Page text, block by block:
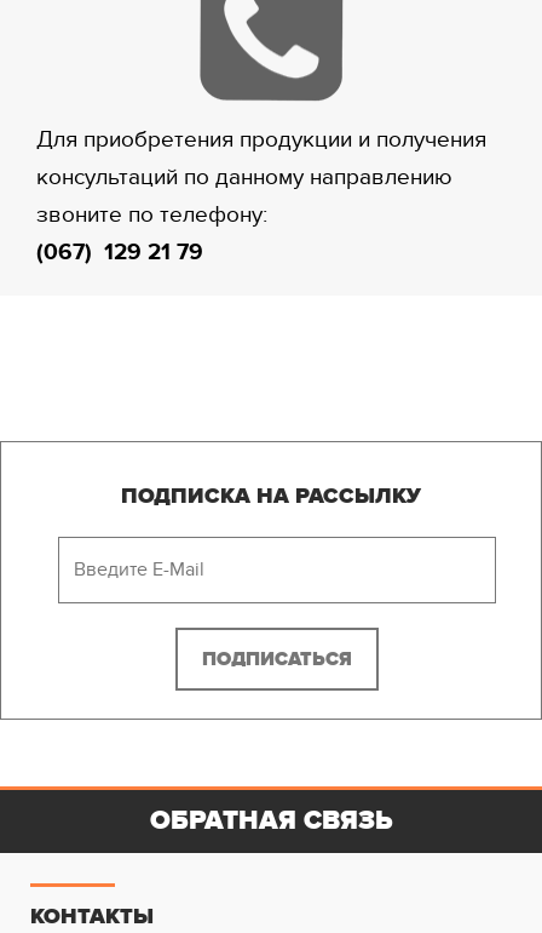
Для приобретения продукции и получения
консультаций по данному направлению
звоните по телефону:
(067) 129 21 79
ПОДПИСКА НА РАССЫЛКУ
КОНТАКТЫ
ОБРАТНАЯ СВЯЗЬ